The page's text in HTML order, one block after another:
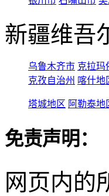
新疆维吾
乌鲁木齐市 克拉玛
克孜自治州 喀什地
塔城地区 阿勒泰地
免责声明：
网页内的